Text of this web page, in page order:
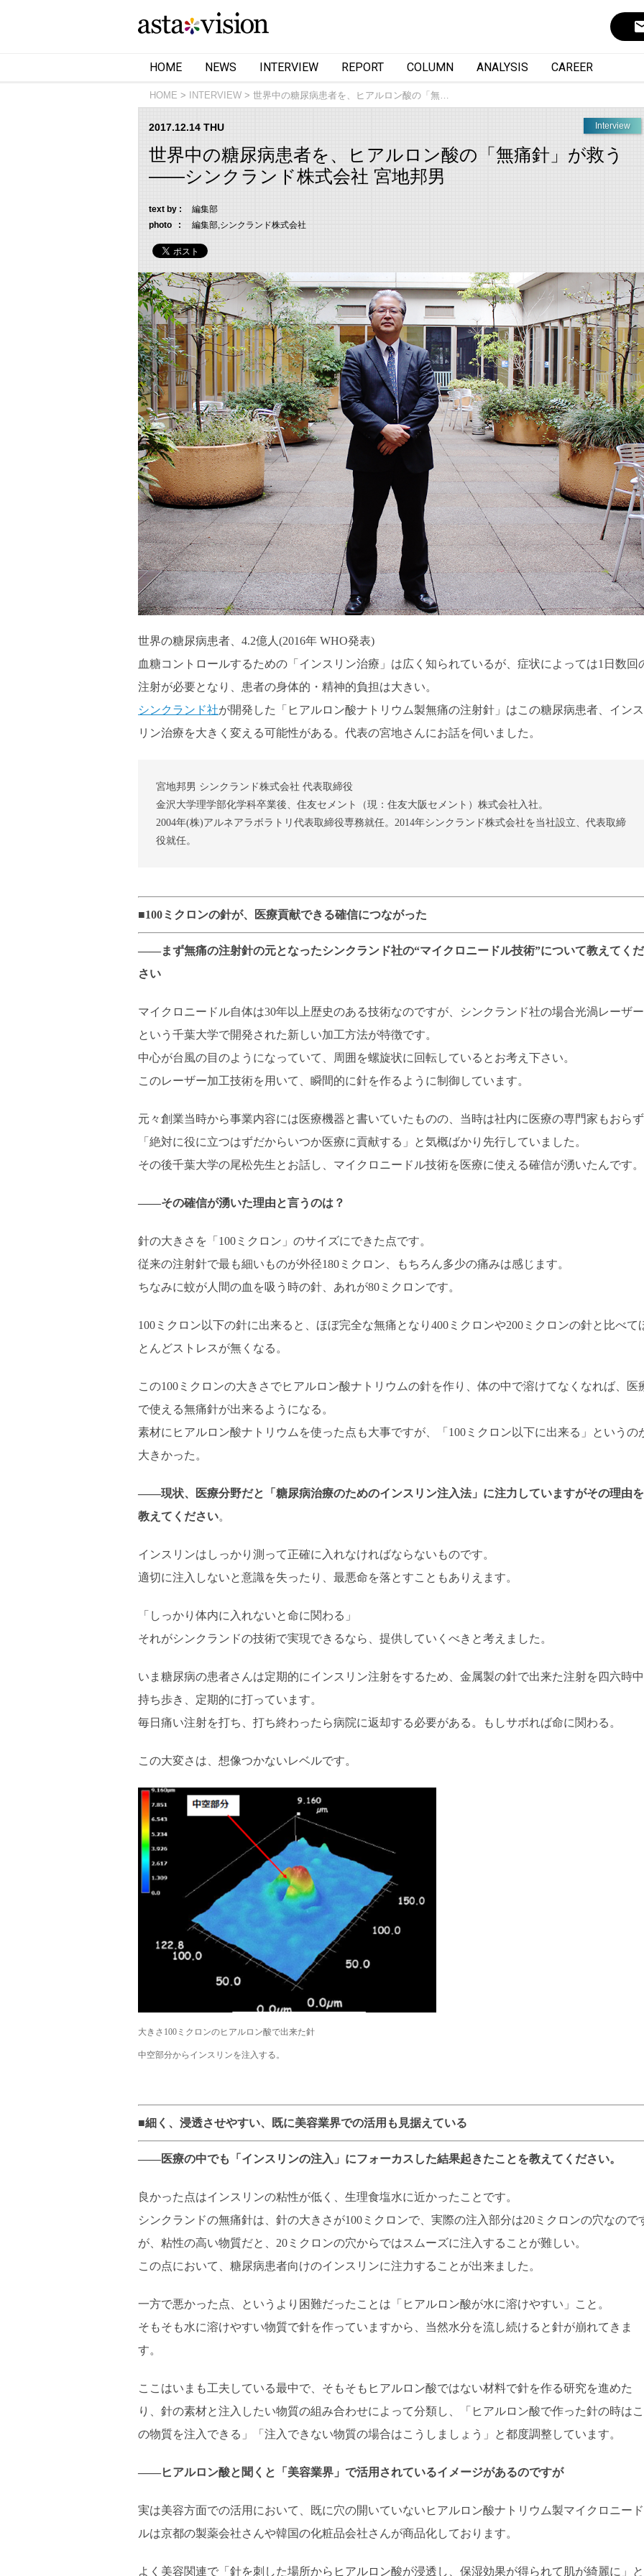
HOME NEWS INTERVIEW REPORT COLUMN ANALYSIS CAREER
HOME INTERVIEW 世界中の糖尿病患者を、ヒアルロン酸の「無…
Interview
2017.12.14 THU
世界中の糖尿病患者を、ヒアルロン酸の「無痛針」が救う
――シンクランド株式会社 宮地邦男
text by :
編集部
photo :
編集部,シンクランド株式会社
世界の糖尿病患者、4.2億人(2016年 WHO発表)
血糖コントロールするための「インスリン治療」は広く知られているが、症状によっては1日数回
注射が必要となり、患者の身体的・精神的負担は大きい。
シンクランド社が開発した「ヒアルロン酸ナトリウム製無痛の注射針」はこの糖尿病患者、インス
リン治療を大きく変える可能性がある。代表の宮地さんにお話を伺いました。
宮地邦男 シンクランド株式会社 代表取締役
金沢大学理学部化学科卒業後、住友セメント（現：住友大阪セメント）株式会社入社。
2004年(株)アルネアラボラトリ代表取締役専務就任。2014年シンクランド株式会社を当社設立、代表取締
役就任。
■100ミクロンの針が、医療貢献できる確信につながった
――まず無痛の注射針の元となったシンクランド社の“マイクロニードル技術”について教えてくだ
さい
マイクロニードル自体は30年以上歴史のある技術なのですが、シンクランド社の場合光渦レーザー
という千葉大学で開発された新しい加工方法が特徴です。
中心が台風の目のようになっていて、周囲を螺旋状に回転しているとお考え下さい。
このレーザー加工技術を用いて、瞬間的に針を作るように制御しています。
元々創業当時から事業内容には医療機器と書いていたものの、当時は社内に医療の専門家もおらず
「絶対に役に立つはずだからいつか医療に貢献する」と気概ばかり先行していました。
その後千葉大学の尾松先生とお話し、マイクロニードル技術を医療に使える確信が湧いたんです。
――その確信が湧いた理由と言うのは？
針の大きさを「100ミクロン」のサイズにできた点です。
従来の注射針で最も細いものが外径180ミクロン、もちろん多少の痛みは感じます。
ちなみに蚊が人間の血を吸う時の針、あれが80ミクロンです。
100ミクロン以下の針に出来ると、ほぼ完全な無痛となり400ミクロンや200ミクロンの針と比べて
とんどストレスが無くなる。
この100ミクロンの大きさでヒアルロン酸ナトリウムの針を作り、体の中で溶けてなくなれば、医
で使える無痛針が出来るようになる。
素材にヒアルロン酸ナトリウムを使った点も大事ですが、「100ミクロン以下に出来る」というの
大きかった。
――現状、医療分野だと「糖尿病治療のためのインスリン注入法」に注力していますがその理由を
教えてください。
インスリンはしっかり測って正確に入れなければならないものです。
適切に注入しないと意識を失ったり、最悪命を落とすこともありえます。
「しっかり体内に入れないと命に関わる」
それがシンクランドの技術で実現できるなら、提供していくべきと考えました。
いま糖尿病の患者さんは定期的にインスリン注射をするため、金属製の針で出来た注射を四六時中
持ち歩き、定期的に打っています。
毎日痛い注射を打ち、打ち終わったら病院に返却する必要がある。もしサボれば命に関わる。
この大変さは、想像つかないレベルです。
大きさ100ミクロンのヒアルロン酸で出来た針
中空部分からインスリンを注入する。
■細く、浸透させやすい、既に美容業界での活用も見据えている
――医療の中でも「インスリンの注入」にフォーカスした結果起きたことを教えてください。
良かった点はインスリンの粘性が低く、生理食塩水に近かったことです。
シンクランドの無痛針は、針の大きさが100ミクロンで、実際の注入部分は20ミクロンの穴なので
が、粘性の高い物質だと、20ミクロンの穴からではスムーズに注入することが難しい。
この点において、糖尿病患者向けのインスリンに注力することが出来ました。
一方で悪かった点、というより困難だったことは「ヒアルロン酸が水に溶けやすい」こと。
そもそも水に溶けやすい物質で針を作っていますから、当然水分を流し続けると針が崩れてきま
す。
ここはいまも工夫している最中で、そもそもヒアルロン酸ではない材料で針を作る研究を進めた
り、針の素材と注入したい物質の組み合わせによって分類し、「ヒアルロン酸で作った針の時はこ
の物質を注入できる」「注入できない物質の場合はこうしましょう」と都度調整しています。
――ヒアルロン酸と聞くと「美容業界」で活用されているイメージがあるのですが
実は美容方面での活用において、既に穴の開いていないヒアルロン酸ナトリウム製マイクロニード
ルは京都の製薬会社さんや韓国の化粧品会社さんが商品化しております。
よく美容関連で「針を刺した場所からヒアルロン酸が浸透し、保湿効果が得られて肌が綺麗に」と